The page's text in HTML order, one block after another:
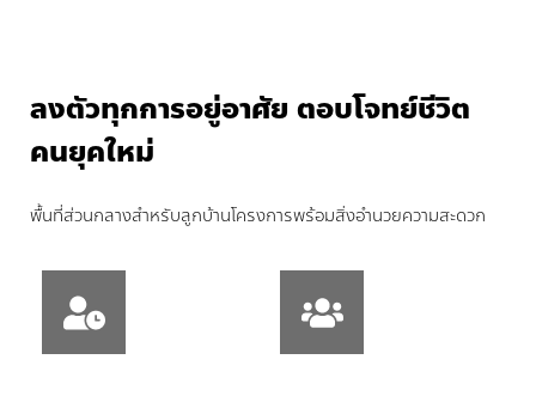
ลงตัวทุกการอยู่อาศัย ตอบโจทย์ชีวิต
คนยุคใหม่
พื้นที่ส่วนกลางสำหรับลูกบ้านโครงการพร้อมสิ่งอำนวยความสะดวก